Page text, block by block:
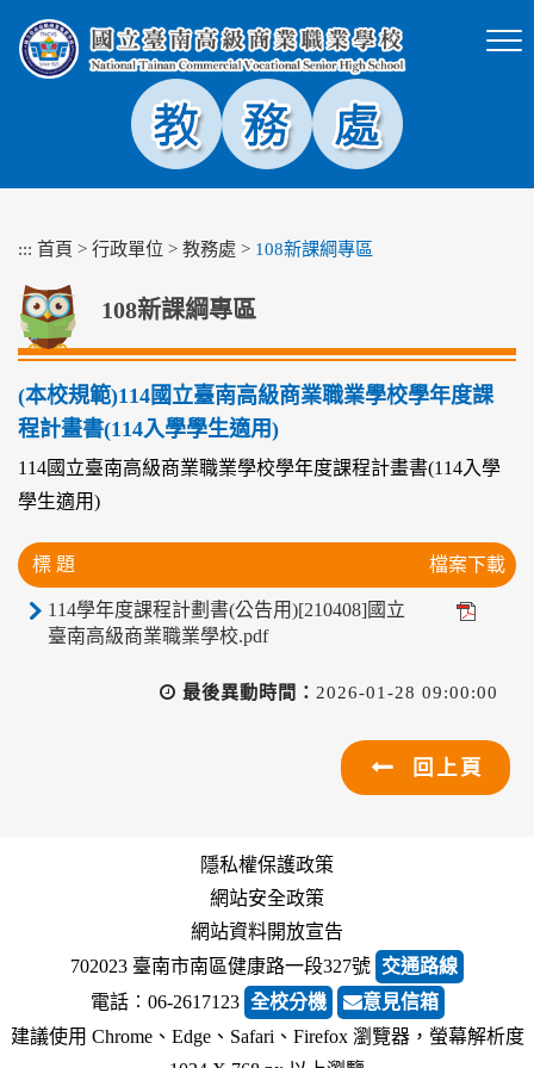
塊
::: 首頁 > 行政單位 > 教務處 > 108新課綱專區
108新課綱專區
(本校規範)114國立臺南高級商業職業學校學年度課
程計畫書(114入學學生適用)
114國立臺南高級商業職業學校學年度課程計畫書(114入學
學生適用)
標 題 檔案下載
114學年度課程計劃書(公告用)[210408]國立
臺南高級商業職業學校.pdf
最後異動時間： 2026-01-28 09:00:00
回上頁
隱私權保護政策
網站安全政策
網站資料開放宣告
702023 臺南市南區健康路一段327號 交通路線
電話︰06-2617123 全校分機
意見信箱
建議使用 Chrome、Edge、Safari、Firefox 瀏覽器，螢幕解析度